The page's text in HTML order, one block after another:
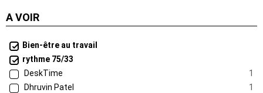
A VOIR
Bien-être au travail
rythme 75/33
DeskTime
1
Dhruvin Patel
1